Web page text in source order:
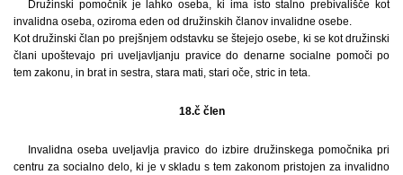
Družinski pomočnik je lahko oseba, ki ima isto stalno prebivališče kot
invalidna oseba, oziroma eden od družinskih članov invalidne osebe.
Kot družinski član po prejšnjem odstavku se štejejo osebe, ki se kot družinski
člani upoštevajo pri uveljavljanju pravice do denarne socialne pomoči po
tem zakonu, in brat in sestra, stara mati, stari oče, stric in teta.
18.č člen
Invalidna oseba uveljavlja pravico do izbire družinskega pomočnika pri
centru za socialno delo, ki je v skladu s tem zakonom pristojen za invalidno